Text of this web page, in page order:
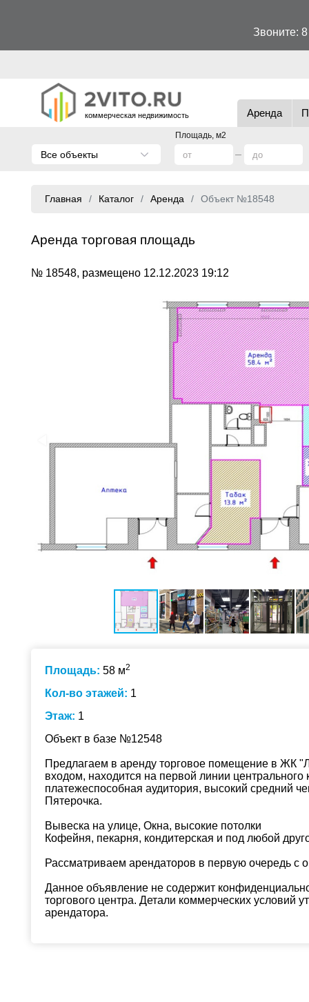
Звоните:
коммерческая недвижимость Аренда
Площадь, м2
Все объекты
Главная Каталог Аренда Объект №18548
Аренда торговая площадь
№ 18548, размещено 12.12.2023 19:12
Площадь: 58 м2
Кол-во этажей: 1
Этаж: 1
Объект в базе №12548
Предлагаем в аренду торговое помещение в ЖК
входом, находится на первой линии центрального
платежеспособная аудитория, высокий средний
Пятерочка.
Вывеска на улице, Окна, высокие потолки
Кофейня, пекарня, кондитерская и под любой
Рассматриваем арендаторов в первую очередь с
Данное объявление не содержит
торгового центра. Детали коммерческих условий
арендатора.